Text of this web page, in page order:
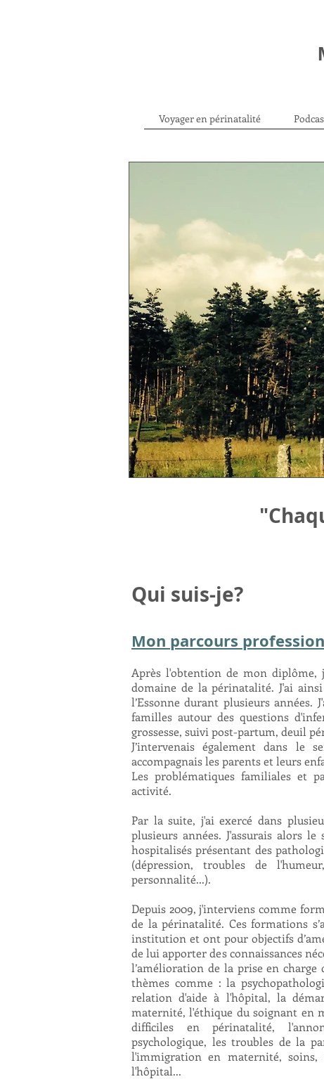
Voyager en périnatalité
Qui suis-je?
Mon parcours
Après l'obtention de mon diplôme,
domaine de la périnatalité. J'ai
l’Essonne durant plusieurs années.
familles autour des questions
grossesse, suivi post-partum, deuil
J’intervenais également dans le
accompagnais les parents et leurs
Les problématiques familiales et
activité.
Par la suite, j'ai exercé dans
plusieurs années. J'assurais alors
hospitalisés présentant des
(dépression, troubles de
personnalité...).
Depuis 2009, j'interviens comme
de la périnatalité. Ces formations
institution et ont pour objectifs
de lui apporter des connaissances
l’amélioration de la prise en charge
thèmes comme : la p
relation d'aide à l'hôpital, la
maternité, l'éthique du soignant en
difficiles en périnatalité,
psychologique, les troubles de la
l'immigration en maternité,
l'hôpital...